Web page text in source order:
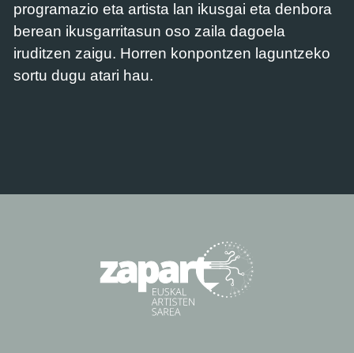
programazio eta artista lan ikusgai eta denbora
berean ikusgarritasun oso zaila dagoela
iruditzen zaigu. Horren konpontzen laguntzeko
sortu dugu atari hau.